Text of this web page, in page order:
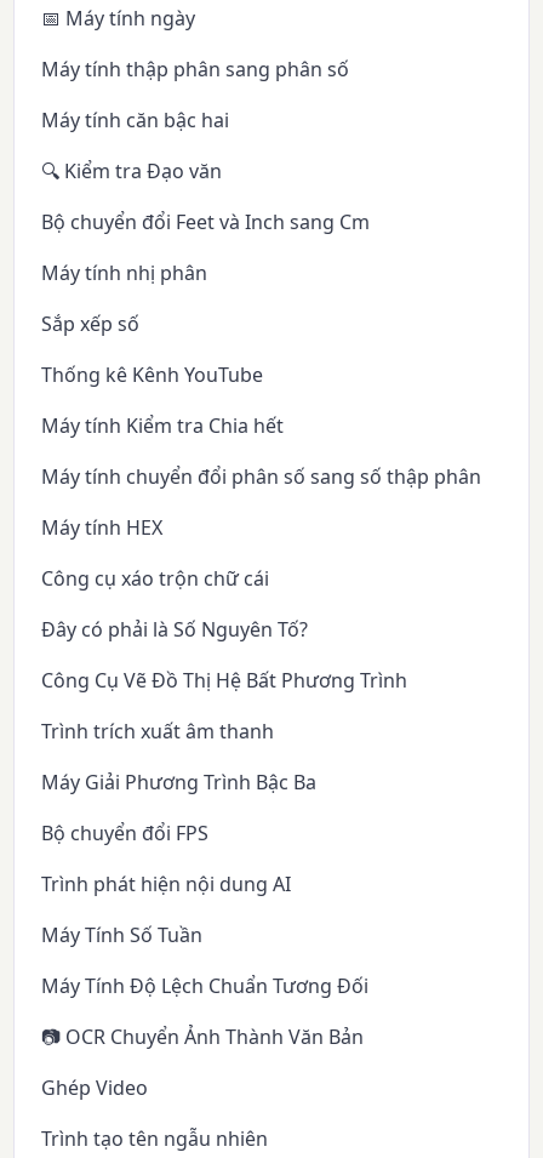
📅 Máy tính ngày
Máy tính thập phân sang phân số
Máy tính căn bậc hai
🔍 Kiểm tra Đạo văn
Bộ chuyển đổi Feet và Inch sang Cm
Máy tính nhị phân
Sắp xếp số
Thống kê Kênh YouTube
Máy tính Kiểm tra Chia hết
Máy tính chuyển đổi phân số sang số thập phân
Máy tính HEX
Công cụ xáo trộn chữ cái
Đây có phải là Số Nguyên Tố?
Công Cụ Vẽ Đồ Thị Hệ Bất Phương Trình
Trình trích xuất âm thanh
Máy Giải Phương Trình Bậc Ba
Bộ chuyển đổi FPS
Trình phát hiện nội dung AI
Máy Tính Số Tuần
Máy Tính Độ Lệch Chuẩn Tương Đối
📷 OCR Chuyển Ảnh Thành Văn Bản
Ghép Video
Trình tạo tên ngẫu nhiên